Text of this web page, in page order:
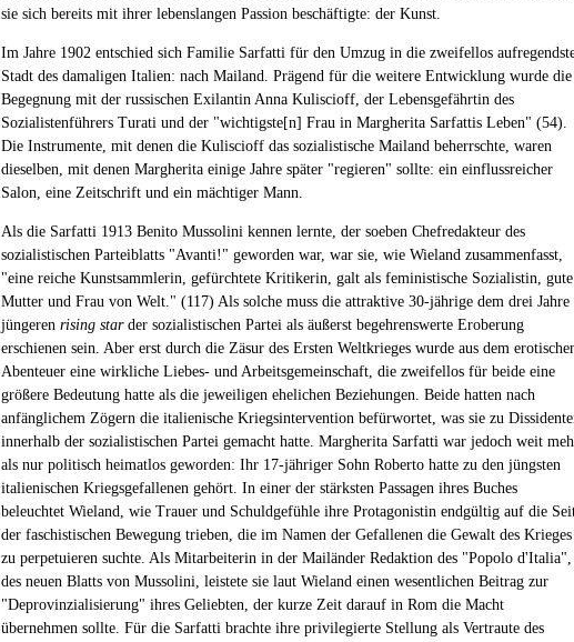
sie sich bereits mit ihrer lebenslangen Passion beschäftigte: der Kunst.
Im Jahre 1902 entschied sich Familie Sarfatti für den Umzug in die zweifellos
Stadt des damaligen Italien: nach Mailand. Prägend für die weitere Entwicklung wurde die
Begegnung mit der russischen Exilantin Anna Kuliscioff, der Lebensgefährtin des
Sozialistenführers Turati und der "wichtigste[n] Frau in Margherita Sarfattis Leben" (54).
Die Instrumente, mit denen die Kuliscioff das sozialistische Mailand beherrschte, waren
dieselben, mit denen Margherita einige Jahre später "regieren" sollte: ein einflussreicher
Salon, eine Zeitschrift und ein mächtiger Mann.
Als die Sarfatti 1913 Benito Mussolini kennen lernte, der soeben Chefredakteur des
sozialistischen Parteiblatts "Avanti!" geworden war, war sie, wie Wieland zusammenfasst,
"eine reiche Kunstsammlerin, gefürchtete Kritikerin, galt als feministische Sozialistin, gute
Mutter und Frau von Welt." (117) Als solche muss die attraktive 30-jährige dem drei Jahre
jüngeren rising starder sozialistischen Partei als äußerst begehrenswerte Eroberung
erschienen sein. Aber erst durch die Zäsur des Ersten Weltkrieges wurde aus dem
Abenteuer eine wirkliche Liebes- und Arbeitsgemeinschaft, die zweifellos für beide eine
größere Bedeutung hatte als die jeweiligen ehelichen Beziehungen. Beide hatten nach
anfänglichem Zögern die italienische Kriegsintervention befürwortet, was sie zu
innerhalb der sozialistischen Partei gemacht hatte. Margherita Sarfatti war jedoch weit
als nur politisch heimatlos geworden: Ihr 17-jähriger Sohn Roberto hatte zu den jüngsten
italienischen Kriegsgefallenen gehört. In einer der stärksten Passagen ihres Buches
beleuchtet Wieland, wie Trauer und Schuldgefühle ihre Protagonistin endgültig auf die
der faschistischen Bewegung trieben, die im Namen der Gefallenen die Gewalt des Krieges
zu perpetuieren suchte. Als Mitarbeiterin in der Mailänder Redaktion des "Popolo d'Italia",
des neuen Blatts von Mussolini, leistete sie laut Wieland einen wesentlichen Beitrag zur
"Deprovinzialisierung" ihres Geliebten, der kurze Zeit darauf in Rom die Macht
übernehmen sollte. Für die Sarfatti brachte ihre privilegierte Stellung als Vertraute des